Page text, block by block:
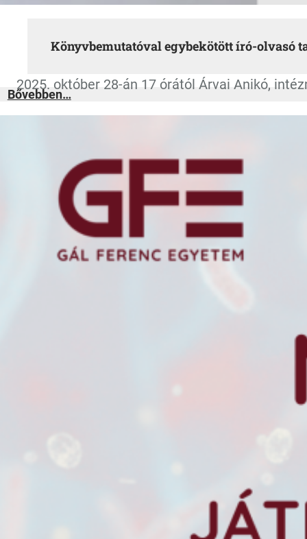
Könyvbemutatóval egybekötött író-olvasó
2025. október 28-án 17 órától Árvai Anikó,
Bővebben…:Könyvbemutatóval
egybekötött
olvasó
találkozó